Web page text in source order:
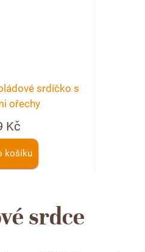
srdíčko s
ořechy
Kč
košíku
srdce